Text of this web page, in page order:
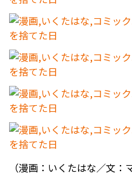
（漫画：いくたはな／文：